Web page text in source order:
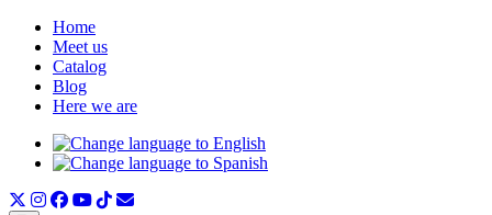
Home
Meet us
Catalog
Blog
Here we are